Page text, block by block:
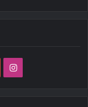
Instagram